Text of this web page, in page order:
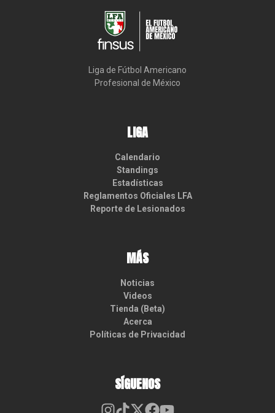
Liga de Fútbol Americano
Profesional de México
LIGA
Calendario
Standings
Estadísticas
Reglamentos Oficiales LFA
Reporte de Lesionados
MÁS
Noticias
Videos
Tienda (Beta)
Acerca
Políticas de Privacidad
SÍGUENOS